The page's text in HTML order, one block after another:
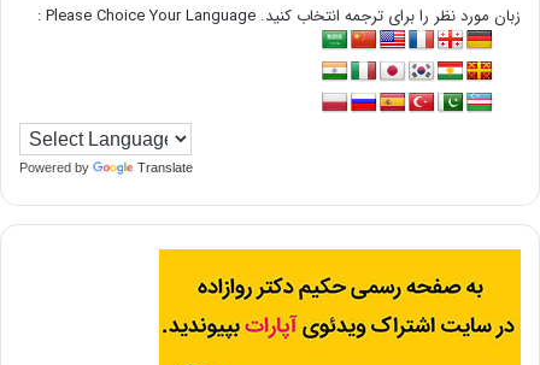
زبان مورد نظر را برای ترجمه انتخاب کنید. Please Choice Your Language :
Powered by Translate